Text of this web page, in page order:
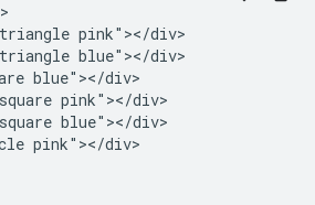
pink"></div>
blue"></div>
blue"></div>
pink"></div>
blue"></div>
pink"></div>